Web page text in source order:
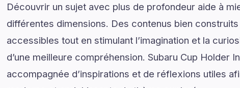
Découvrir un sujet avec plus de profondeur aide à
différentes dimensions. Des contenus bien
accessibles tout en stimulant l’imagination et la
d’une meilleure compréhension. Subaru Cup Holder
accompagnée d’inspirations et de réflexions utiles